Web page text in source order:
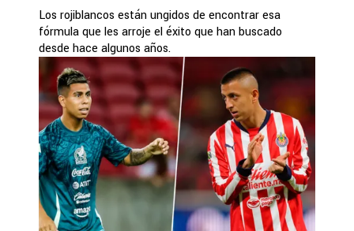
Los rojiblancos están ungidos de encontrar esa
fórmula que les arroje el éxito que han buscado
desde hace algunos años.